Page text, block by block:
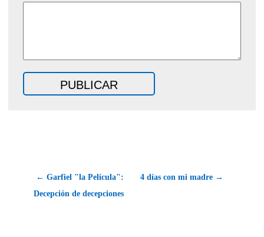
← Garfiel "la Película":
Decepción de decepciones
4 días con mi madre →